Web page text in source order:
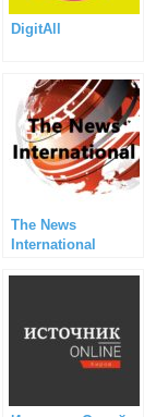
DigitAll
The News
International